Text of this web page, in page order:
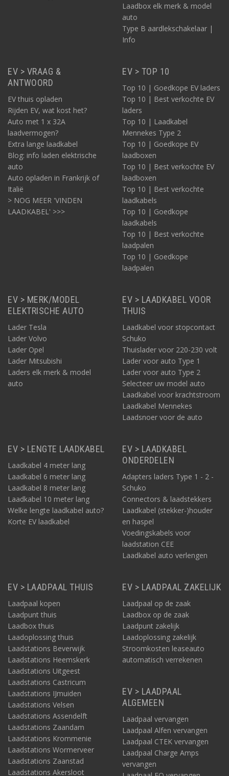
Laadbox elk merk & model
auto
Type B aardlekschakelaar |
Info
EV > VRAAG &
ANTWOORD
EV thuis opladen
Rijden EV, wat kost het?
Auto met 1 x 32A
laadvermogen?
Extra lange laadkabel
Blog: info laden elektrische
auto
Auto opladen in Frankrijk of
Italië
> NOG MEER 'VINDEN
LAADKABEL' >>>
EV > TOP 10
Top 10 | Goedkope EV laders
Top 10 | Best verkochte EV
laders
Top 10 | Laadkabel
Mennekes Type 2
Top 10 | Goedkope EV
laadboxen
Top 10 | Best verkochte EV
laadboxen
Top 10 | Best verkochte
laadkabels
Top 10 | Goedkope
laadkabels
Top 10 | Best verkochte
laadpalen
Top 10 | Goedkope
laadpalen
EV > MERK/MODEL
ELEKTRISCHE AUTO
Lader Tesla
Lader Volvo
Lader Opel
Lader Mitsubishi
Laders elk merk & model
auto
EV > LAADKABEL VOOR
THUIS
Laadkabel voor stopcontact
Schuko
Thuislader voor 220-230 volt
Lader voor auto Type 1
Lader voor auto Type 2
Selecteer uw model auto
Laadkabel voor krachtstroom
Laadkabel Mennekes
Laadsnoer voor de auto
EV > LENGTE LAADKABEL
Laadkabel 4 meter lang
Laadkabel 6 meter lang
Laadkabel 8 meter lang
Laadkabel 10 meter lang
Welke lengte laadkabel auto?
Korte EV laadkabel
EV > LAADKABEL
ONDERDELEN
Adapters laders Type 1 - 2 -
Schuko
Connectors & laadstekkers
Laadkabel (stekker-)houder
en haspel
Voedingskabels voor
laadstation CEE
Laadkabel auto verlengen
EV > LAADPAAL THUIS
Laadpaal kopen
Laadpunt thuis
Laadbox thuis
Laadoplossing thuis
Laadstations Beverwijk
Laadstations Heemskerk
Laadstations Uitgeest
Laadstations Castricum
Laadstations IJmuiden
Laadstations Velsen
Laadstations Assendelft
Laadstations Zaandam
Laadstations Krommenie
Laadstations Wormerveer
Laadstations Zaanstad
Laadstations Akersloot
EV > LAADPAAL ZAKELIJK
Laadpaal op de zaak
Laadbox op de zaak
Laadpunt zakelijk
Laadoplossing zakelijk
Stroomkosten leaseauto
automatisch verrekenen
EV > LAADPAAL
ALGEMEEN
Laadpaal vervangen
Laadpaal Alfen vervangen
Laadpaal CTEK vervangen
Laadpaal Charge Amps
vervangen